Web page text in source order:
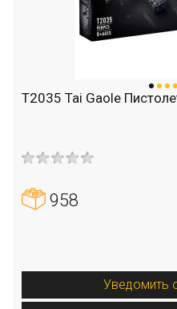
T2035 Tai Gaole
958
Уведомить